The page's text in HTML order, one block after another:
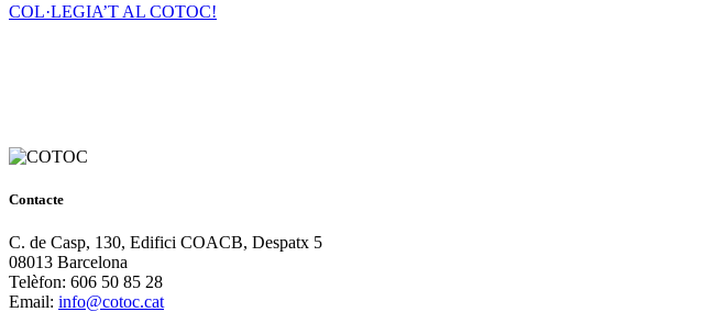
COL·LEGIA’T AL COTOC!
Contacte
C. de Casp, 130, Edifici COACB, Despatx 5
08013 Barcelona
Telèfon: 606 50 85 28
Email: info@cotoc.cat